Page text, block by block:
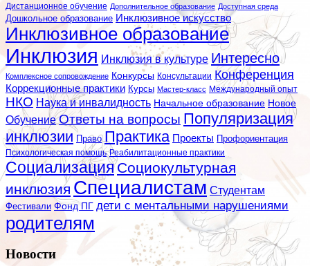
Дистанционное обучение Дополнительное образование Доступная среда
Дошкольное образование Инклюзивное искусство
Инклюзивное образование
Инклюзия Инклюзия в культуре Интересно
Комплексное сопровождение Конкурсы Консультации Конференция
Коррекционные практики Курсы Мастер-класс Международный опыт
НКО Наука и инвалидность Начальное образование Новое
Обучение Ответы на вопросы Популяризация
инклюзии Право Практика Проекты Профориентация
Психологическая помощь Реабилитационные практики
Социализация Социокультурная
инклюзия Специалистам Студентам
Фестивали Фонд ПГ дети с ментальными нарушениями
родителям
Новости